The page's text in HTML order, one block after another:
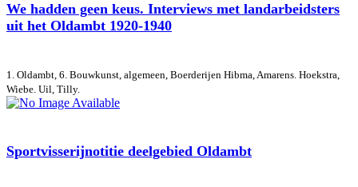
We hadden geen keus. Interviews met landarbeidsters
uit het Oldambt 1920-1940
1. Oldambt, 6. Bouwkunst, algemeen, Boerderijen Hibma, Amarens. Hoekstra,
Wiebe. Uil, Tilly.
Sportvisserijnotitie deelgebied Oldambt